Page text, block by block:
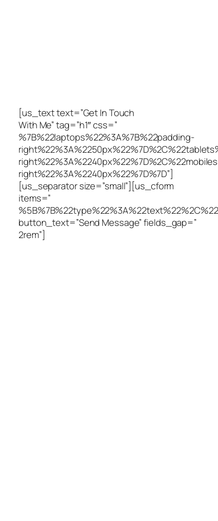
[us_text text=”Get In Touch
With Me” tag=”h1″ css=”
%7B%22laptops%22%3A%7B%22padding-
right%22%3A%2240px%22%7D%7D”]
[us_separator size=”small”][us_cform
items=”
button_text=”Send Message” fields_gap=”
2rem”]